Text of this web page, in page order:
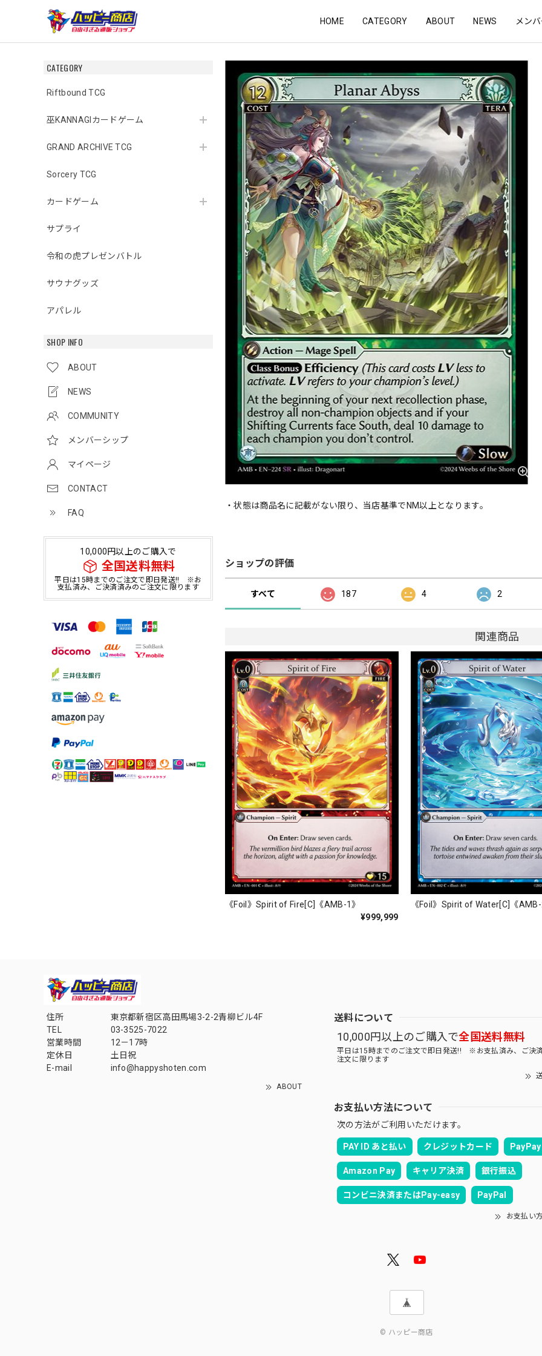
HOME CATEGORY ABOUT NEWS メン
CATEGORY
Riftbound TCG
巫KANNAGIカードゲーム
GRAND ARCHIVE TCG
Sorcery TCG
カードゲーム
サプライ
令和の虎プレゼンバトル
サウナグッズ
アパレル
SHOP INFO
ABOUT
NEWS
COMMUNITY
メンバーシップ
マイページ
CONTACT
FAQ
10,000円以上のご購入で
全国送料無料
平日は15時までのご注文で即日発送!! ※お
支払済み、ご決済済みのご注文に限ります
・状態は商品名に記載がない限り、当店基準でNM以上となります。
ショップの評価
すべて 187 4 2
関連商品
《Foil》Spirit of Fire[C]《AMB-1》
¥999,999
《Foil》Spirit of Water[C]《
住所
東京都新宿区高田馬場3-2-2青柳ビル4F
TEL
03-3525-7022
営業時間
12－17時
定休日
土日祝
E-mail
info@happyshoten.com
ABOUT
送料について
10,000円以上のご購入で全国送料無料
平日は15時までのご注文で即日発送!! ※お支払済み、ご決
注文に限ります
お支払い方法について
次の方法がご利用いただけます。
PAY ID あと払い クレジットカード PayPay
Amazon Pay キャリア決済 銀行振込
コンビニ決済またはPay-easy PayPal
お支払い
© ハッピー商店